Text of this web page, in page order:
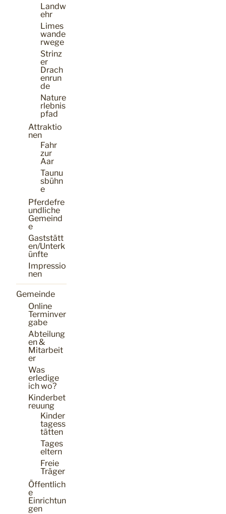
Landw
ehr
Limes
wande
rwege
Strinz
er
Drach
enrun
de
Nature
rlebnis
pfad
Attraktio
nen
Fahr
zur
Aar
Taunu
sbühn
e
Pferdefre
undliche
Gemeind
e
Gaststätt
en/Unterk
ünfte
Impressio
nen
Gemeinde
Online
Terminver
gabe
Abteilung
en &
Mitarbeit
er
Was
erledige
ich wo?
Kinderbet
reuung
Kinder
tagess
tätten
Tages
eltern
Freie
Träger
Öffentlich
e
Einrichtun
gen